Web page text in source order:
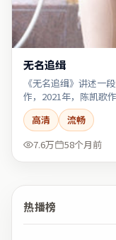
无名追缉
《无名追缉》讲述一
作，2021年，陈凯歌
高清
流畅
7.6万
58个月前
热播榜